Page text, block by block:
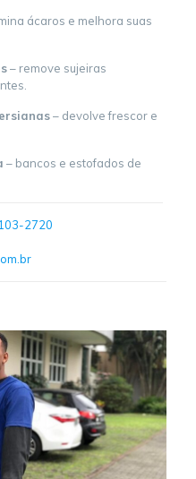
ácaros e melhora suas
– remove sujeiras
– devolve frescor e
– bancos e estofados de
2720